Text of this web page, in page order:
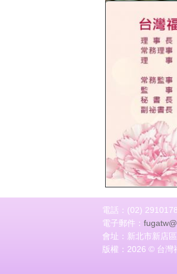
電話：(02)
電子郵件：
會址：新北市新店
版權：2026 © 台灣